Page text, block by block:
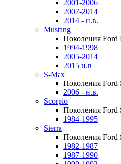
2001-2006
2007-2014
2014 - н.в.
Mustang
Поколения Ford
1994-1998
2005-2014
2015 н.в
S-Max
Поколения Ford
2006 - н.в.
Scorpio
Поколения Ford
1984-1995
Sierra
Поколения Ford
1982-1987
1987-1990